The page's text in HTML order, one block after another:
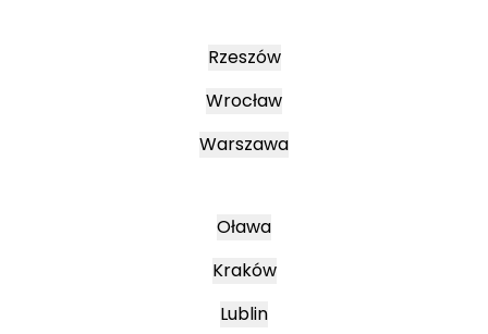
Rzeszów
Wrocław
Warszawa
Oława
Kraków
Lublin